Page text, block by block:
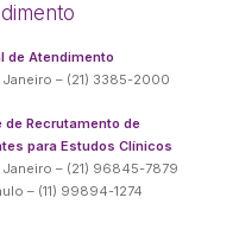
de Atendimento
Janeiro – (21) 3385-2000
de Recrutamento de
para Estudos Clínicos
Janeiro – (21) 96845-7879
– (11) 99894-1274